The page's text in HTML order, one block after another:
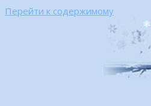
Перейти к содержимому